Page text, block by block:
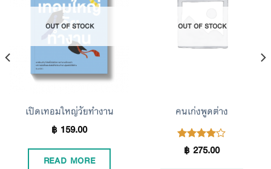
OUT OF STOCK
เปิดเทอมใหญ่วัยทำงาน
฿159.00
READ MORE
OUT OF STOCK
คนเก่งพูดต่าง
Rated4.00
฿275.00